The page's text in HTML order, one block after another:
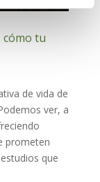
cómo tu
de vida de
ver, a
prometen
que